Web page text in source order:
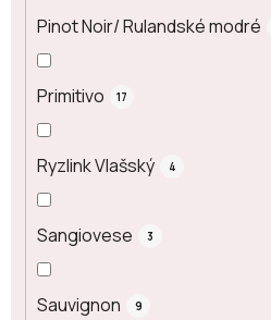
Pinot Noir/ Rulandské modré
Primitivo 17
Ryzlink Vlašský 4
Sangiovese 3
Sauvignon 9